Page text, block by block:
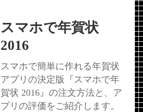
スマホで年賀状
2016
スマホで簡単に作れる年賀状
アプリの決定版『スマホで年
賀状 2016』の注文方法と、ア
プリの評価をご紹介します。